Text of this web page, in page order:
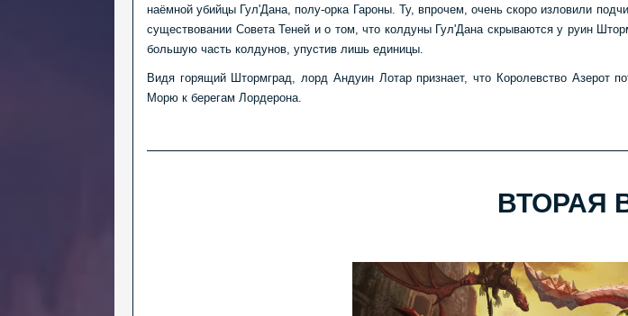
наёмной убийцы Гул'Дана, полу-орка Гароны. Ту, впрочем, очень скоро изловили
существовании Совета Теней и о том, что колдуны Гул'Дана скрываются у руин
большую часть колдунов, упустив лишь единицы.
Видя горящий Штормград, лорд Андуин Лотар признает, что Королевство Азерот
Морю к берегам Лордерона.
ВТОРАЯ